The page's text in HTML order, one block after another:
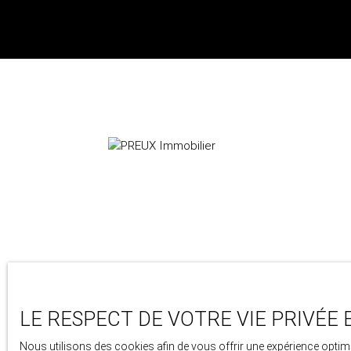
LE RESPECT DE VOTRE VIE PRIVÉE
Nous utilisons des cookies afin de vous offrir une expérience